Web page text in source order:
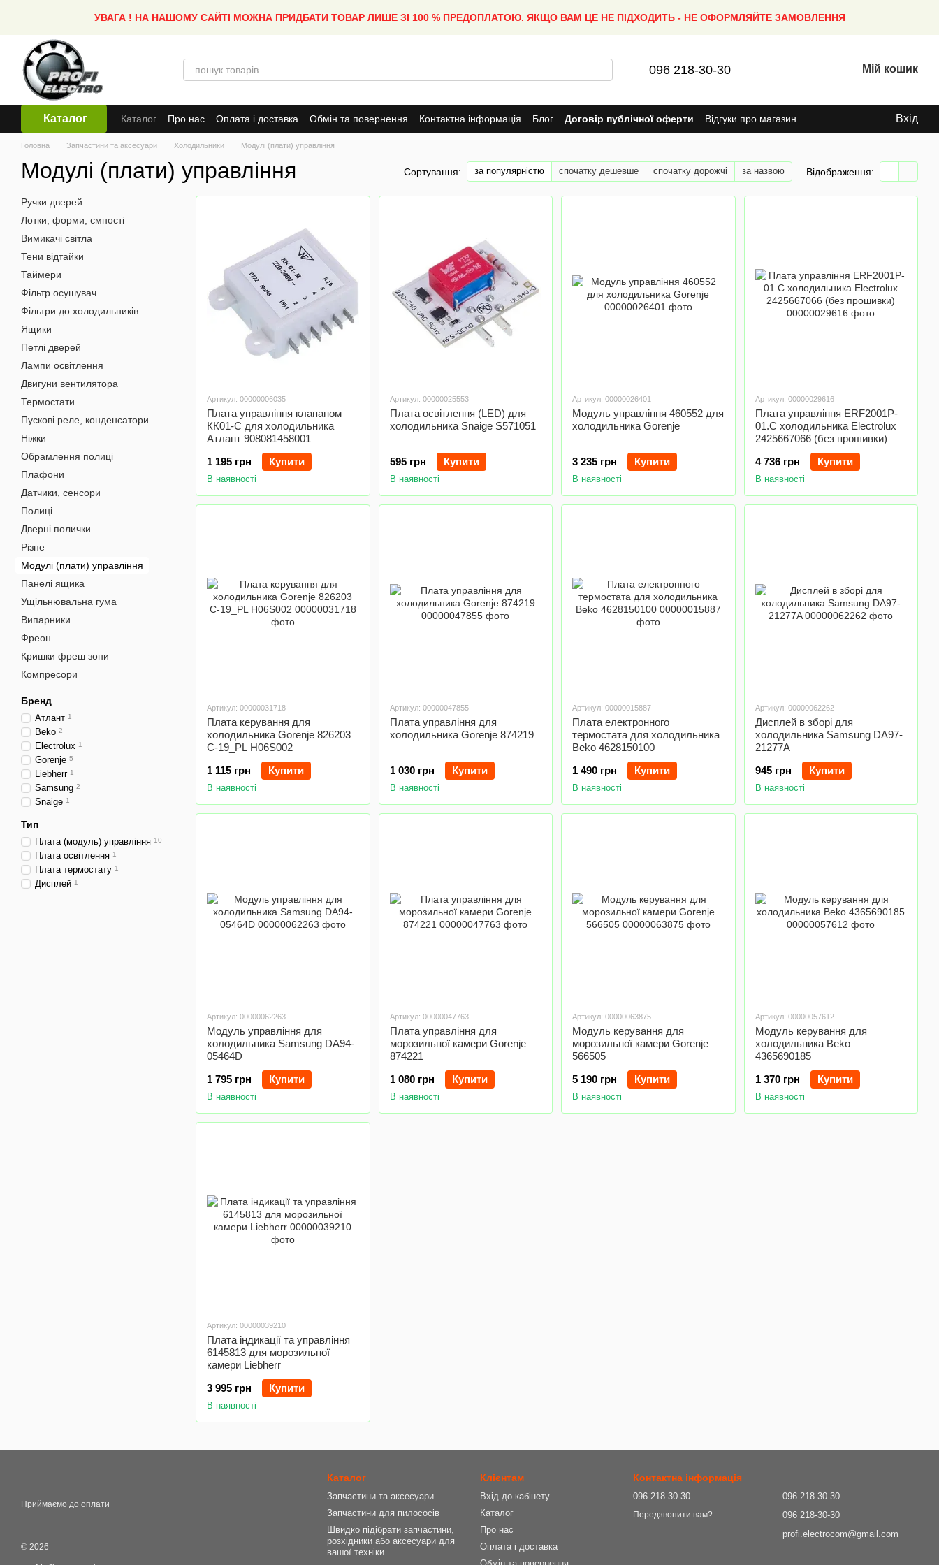
УВАГА ! НА НАШОМУ САЙТІ МОЖНА ПРИДБАТИ ТОВАР ЛИШЕ ЗІ 100 % ПРЕДОПЛАТОЮ. ЯКЩО ВАМ ЦЕ НЕ ПІДХОДИТЬ - НЕ ОФОРМЛЯЙТЕ ЗАМОВЛЕННЯ
096 218-30-30 Мій кошик
Каталог Каталог Про нас Оплата і доставка Обмін та повернення Контактна інформація Блог Договір публічної оферти Відгуки про магазин Вхід
Головна Запчастини та аксесуари Холодильники Модулі (плати) управління
Модулі (плати) управління Сортування: за популярністю спочатку дешевше спочатку дорожчі за назвою Відображення:
Артикул: 00000006035
Плата управління клапаном
КК01-С для холодильника
Атлант 908081458001
1 195 грн
Купити
В наявності
Артикул: 00000025553
Плата освітлення (LED) для
холодильника Snaige S571051
595 грн Купити
В наявності
Артикул: 00000026401
Модуль управління 460552 для
холодильника Gorenje
3 235 грн Купити
В наявності
Артикул: 00000029616
Плата управління ERF2001P-
01.C холодильника Electrolux
2425667066 (без прошивки)
4 736 грн
Купити
В наявності
Артикул: 00000031718
Плата керування для
холодильника Gorenje 826203
C-19_PL H06S002
1 115 грн
Купити
В наявності
Артикул: 00000047855
Плата управління для
холодильника Gorenje 874219
1 030 грн Купити
В наявності
Артикул: 00000015887
Плата електронного
термостата для холодильника
Beko 4628150100
1 490 грн
Купити
В наявності
Артикул: 00000062262
Дисплей в зборі для
холодильника Samsung DA97-
21277A
945 грн
Купити
В наявності
Артикул: 00000062263
Модуль управління для
холодильника Samsung DA94-
05464D
1 795 грн
Купити
В наявності
Артикул: 00000047763
Плата управління для
морозильної камери Gorenje
874221
1 080 грн
Купити
В наявності
Артикул: 00000063875
Модуль керування для
морозильної камери Gorenje
566505
5 190 грн
Купити
В наявності
Артикул: 00000057612
Модуль керування для
холодильника Beko
4365690185
1 370 грн
Купити
В наявності
Артикул: 00000039210
Плата індикації та управління
6145813 для морозильної
камери Liebherr
3 995 грн
Купити
В наявності
Ручки дверей
Лотки, форми, ємності
Вимикачі світла
Тени відтайки
Таймери
Фільтр осушувач
Фільтри до холодильників
Ящики
Петлі дверей
Лампи освітлення
Двигуни вентилятора
Термостати
Пускові реле, конденсатори
Ніжки
Обрамлення полиці
Плафони
Датчики, сенсори
Полиці
Дверні полички
Різне
Модулі (плати) управління
Панелі ящика
Ущільнювальна гума
Випарники
Фреон
Кришки фреш зони
Компресори
Бренд
Атлант 1
Beko 2
Electrolux 1
Gorenje 5
Liebherr 1
Samsung 2
Snaige 1
Тип
Плата (модуль) управління 10
Плата освітлення 1
Плата термостату 1
Дисплей 1
Приймаємо до оплати
© 2026
Каталог
Запчастини та аксесуари
Запчастини для пилососів
Швидко підібрати запчастини,
розхідники або аксесуари для
вашої техніки
Клієнтам
Вхід до кабінету
Каталог
Про нас
Оплата і доставка
Контактна інформація
096 218-30-30
Передзвонити вам?
096 218-30-30
096 218-30-30
profi.electrocom@gmail.com